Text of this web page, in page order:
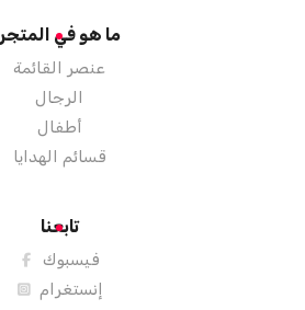
ما هو في المتجر
عنصر القائمة
الرجال
أطفال
قسائم الهدايا
تابعنا
فيسبوك
إنستغرام